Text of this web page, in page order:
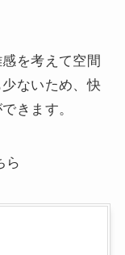
を考えて空間
ないため、快
きます。
ら